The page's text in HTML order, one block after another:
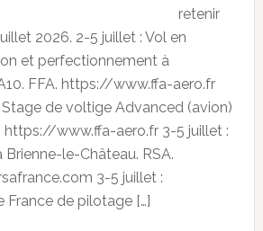
retenir
2026. 2-5 juillet : Vol en
et perfectionnement à
FFA. https://www.ffa-aero.fr
Stage de voltige Advanced (avion)
https://www.ffa-aero.fr 3-5 juillet :
Brienne-le-Château. RSA.
3-5 juillet :
France de pilotage […]